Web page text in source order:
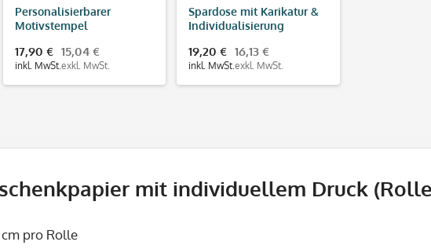
Personalisierbarer
Motivstempel
17,90 €
inkl. MwSt.
15,04 €
exkl. MwSt.
Spardose mit Karikatur &
Individualisierung
19,20 €
inkl. MwSt.
16,13 €
exkl. MwSt.
mit individuellem Druck
cm pro Rolle